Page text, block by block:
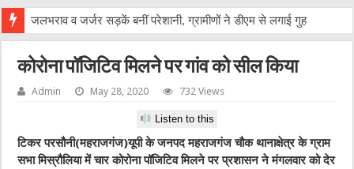
एक
कोरोना पॉजिटिव मिलने पर गांव को सील किया
Admin May 28, 2020 732 Views
Listen to this
टिकर परसौनी(महराजगंज)यूपी के जनपद महराजगंज चौक थानाक्षेत्र के ग्राम
सभा मिस्रौलिया में चार कोरोना पॉजिटिव मिलने पर प्रशासन ने मंगलवार को देर